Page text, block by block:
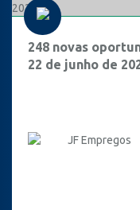
248 novas
22 de junho de
JF Empregos